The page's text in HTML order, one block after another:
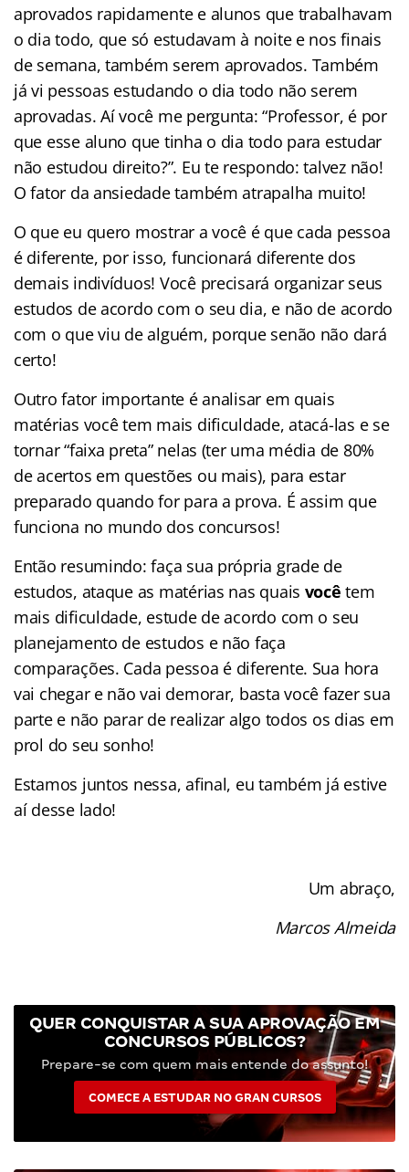
aprovados rapidamente e alunos que trabalhavam
o dia todo, que só estudavam à noite e nos finais
de semana, também serem aprovados. Também
já vi pessoas estudando o dia todo não serem
aprovadas. Aí você me pergunta: “Professor, é por
que esse aluno que tinha o dia todo para estudar
não estudou direito?”. Eu te respondo: talvez não!
O fator da ansiedade também atrapalha muito!
O que eu quero mostrar a você é que cada pessoa
é diferente, por isso, funcionará diferente dos
demais indivíduos! Você precisará organizar seus
estudos de acordo com o seu dia, e não de acordo
com o que viu de alguém, porque senão não dará
certo!
Outro fator importante é analisar em quais
matérias você tem mais dificuldade, atacá-las e se
tornar “faixa preta” nelas (ter uma média de 80%
de acertos em questões ou mais), para estar
preparado quando for para a prova. É assim que
funciona no mundo dos concursos!
Então resumindo: faça sua própria grade de
estudos, ataque as matérias nas quais vocêtem
mais dificuldade, estude de acordo com o seu
planejamento de estudos e não faça
comparações. Cada pessoa é diferente. Sua hora
vai chegar e não vai demorar, basta você fazer sua
parte e não parar de realizar algo todos os dias em
prol do seu sonho!
Estamos juntos nessa, afinal, eu também já estive
aí desse lado!
Um abraço,
Marcos Almeida
QUER CONQUISTAR A SUA APROVAÇÃO EM
CONCURSOS PÚBLICOS?
Prepare-se com quem mais entende do assunto!
COMECE A ESTUDAR NO GRAN CURSOS